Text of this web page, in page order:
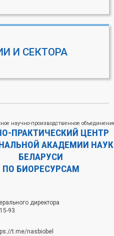
И СЕКТОРА
научно-производственное
ПРАКТИЧЕСКИЙ ЦЕНТР
АКАДЕМИИ НАУК
БЕЛАРУСИ
ПО БИОРЕСУРСАМ
директора
93
t.me/nasbiobel